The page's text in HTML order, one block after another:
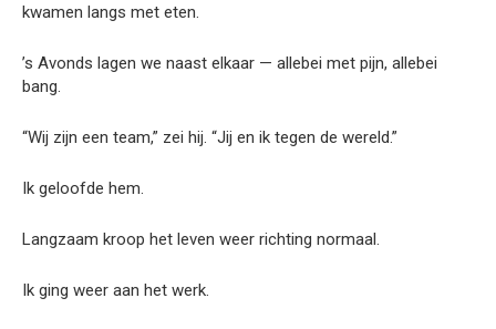
kwamen langs met eten.
’s Avonds lagen we naast elkaar — allebei met pijn, allebei
bang.
“Wij zijn een team,” zei hij. “Jij en ik tegen de wereld.”
Ik geloofde hem.
Langzaam kroop het leven weer richting normaal.
Ik ging weer aan het werk.